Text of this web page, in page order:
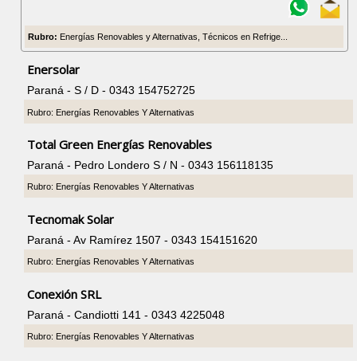
Rubro: Energías Renovables y Alternativas, Técnicos en Refrige...
Enersolar
Paraná - S / D - 0343 154752725
Rubro: Energías Renovables Y Alternativas
Total Green Energías Renovables
Paraná - Pedro Londero S / N - 0343 156118135
Rubro: Energías Renovables Y Alternativas
Tecnomak Solar
Paraná - Av Ramírez 1507 - 0343 154151620
Rubro: Energías Renovables Y Alternativas
Conexión SRL
Paraná - Candiotti 141 - 0343 4225048
Rubro: Energías Renovables Y Alternativas